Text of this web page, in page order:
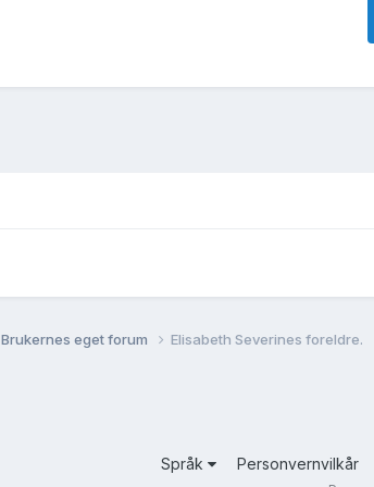
Brukernes eget forum Elisabeth Severines foreldre.
Språk Personvernvilkår